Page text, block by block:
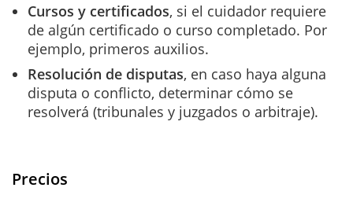
Cursos y certificados, si el cuidador requiere
de algún certificado o curso completado. Por
ejemplo, primeros auxilios.
Resolución de disputas, en caso haya alguna
disputa o conflicto, determinar cómo se
resolverá (tribunales y juzgados o arbitraje).
Precios